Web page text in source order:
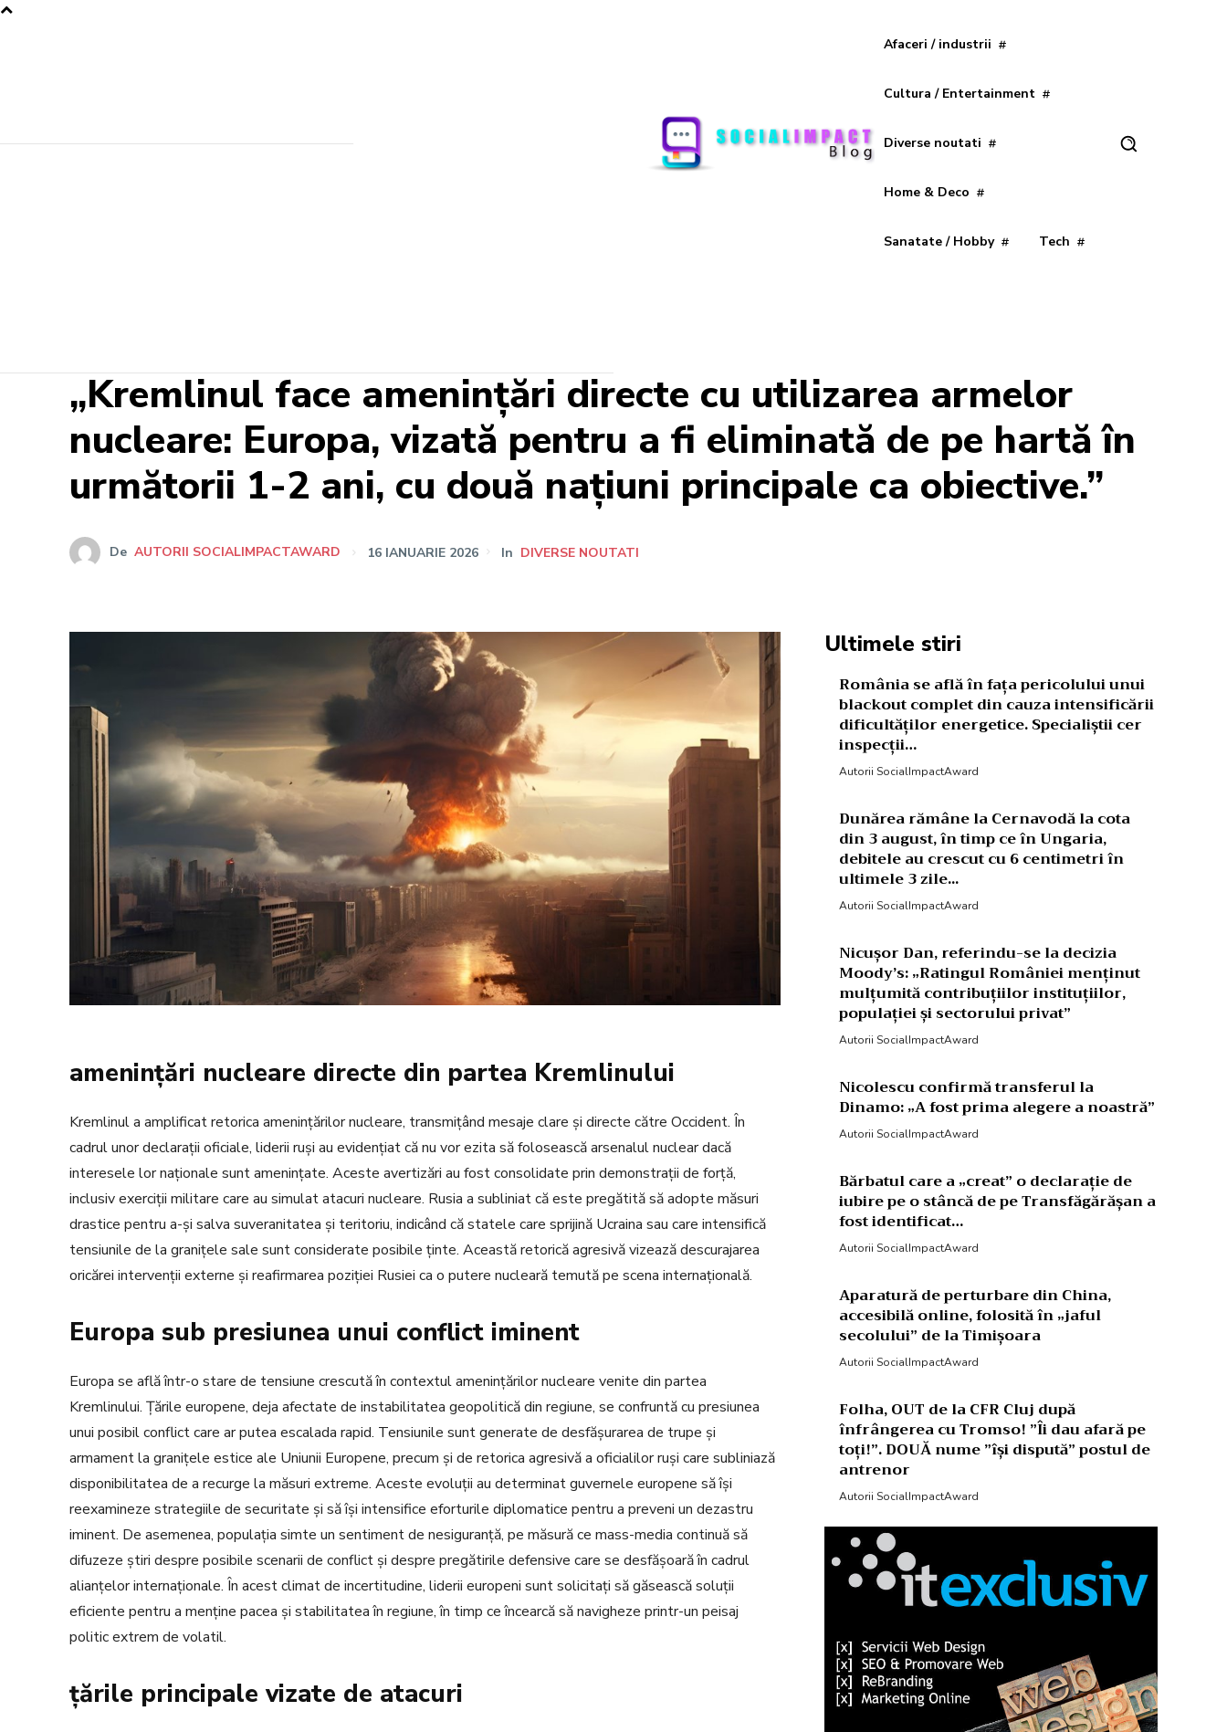
Afaceri / industrii
Cultura / Entertainment
Diverse noutati
Home & Deco
Sanatate / Hobby Tech
„Kremlinul face amenințări directe cu utilizarea armelor
nucleare: Europa, vizată pentru a fi eliminată de pe hartă în
următorii 1-2 ani, cu două națiuni principale ca obiective.”
De AUTORII SOCIALIMPACTAWARD 16 IANUARIE 2026 In DIVERSE NOUTATI
amenințări nucleare directe din partea Kremlinului
Kremlinul a amplificat retorica amenințărilor nucleare, transmițând mesaje clare și directe către Occident. În
cadrul unor declarații oficiale, liderii ruși au evidențiat că nu vor ezita să folosească arsenalul nuclear dacă
interesele lor naționale sunt amenințate. Aceste avertizări au fost consolidate prin demonstrații de forță,
inclusiv exerciții militare care au simulat atacuri nucleare. Rusia a subliniat că este pregătită să adopte măsuri
drastice pentru a-și salva suveranitatea și teritoriu, indicând că statele care sprijină Ucraina sau care intensifică
tensiunile de la granițele sale sunt considerate posibile ținte. Această retorică agresivă vizează descurajarea
oricărei intervenții externe și reafirmarea poziției Rusiei ca o putere nucleară temută pe scena internațională.
Europa sub presiunea unui conflict iminent
Europa se află într-o stare de tensiune crescută în contextul amenințărilor nucleare venite din partea
Kremlinului. Țările europene, deja afectate de instabilitatea geopolitică din regiune, se confruntă cu presiunea
unui posibil conflict care ar putea escalada rapid. Tensiunile sunt generate de desfășurarea de trupe și
armament la granițele estice ale Uniunii Europene, precum și de retorica agresivă a oficialilor ruși care subliniază
disponibilitatea de a recurge la măsuri extreme. Aceste evoluții au determinat guvernele europene să își
reexamineze strategiile de securitate și să își intensifice eforturile diplomatice pentru a preveni un dezastru
iminent. De asemenea, populația simte un sentiment de nesiguranță, pe măsură ce mass-media continuă să
difuzeze știri despre posibile scenarii de conflict și despre pregătirile defensive care se desfășoară în cadrul
alianțelor internaționale. În acest climat de incertitudine, liderii europeni sunt solicitați să găsească soluții
eficiente pentru a menține pacea și stabilitatea în regiune, în timp ce încearcă să navigheze printr-un peisaj
politic extrem de volatil.
țările principale vizate de atacuri
Ultimele stiri
România se află în fața pericolului unui
blackout complet din cauza intensificării
dificultăților energetice. Specialiștii cer
inspecții…
Autorii SocialImpactAward
Dunărea rămâne la Cernavodă la cota
din 3 august, în timp ce în Ungaria,
debitele au crescut cu 6 centimetri în
ultimele 3 zile...
Autorii SocialImpactAward
Nicușor Dan, referindu-se la decizia
Moody’s: „Ratingul României menținut
mulțumită contribuțiilor instituțiilor,
populației și sectorului privat”
Autorii SocialImpactAward
Nicolescu confirmă transferul la
Dinamo: „A fost prima alegere a noastră”
Autorii SocialImpactAward
Bărbatul care a „creat” o declarație de
iubire pe o stâncă de pe Transfăgărășan a
fost identificat…
Autorii SocialImpactAward
Aparatură de perturbare din China,
accesibilă online, folosită în „jaful
secolului” de la Timișoara
Autorii SocialImpactAward
Folha, OUT de la CFR Cluj după
înfrângerea cu Tromso! ”Îi dau afară pe
toți!”. DOUĂ nume ”își dispută” postul de
antrenor
Autorii SocialImpactAward